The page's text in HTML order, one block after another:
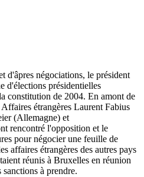
d'âpres négociations, le président
d'élections présidentielles
constitution de 2004. En amont de
étrangères Laurent Fabius
(Allemagne) et
rencontré l'opposition et le
pour négocier une feuille de
affaires étrangères des autres pays
réunis à Bruxelles en réunion
à prendre.